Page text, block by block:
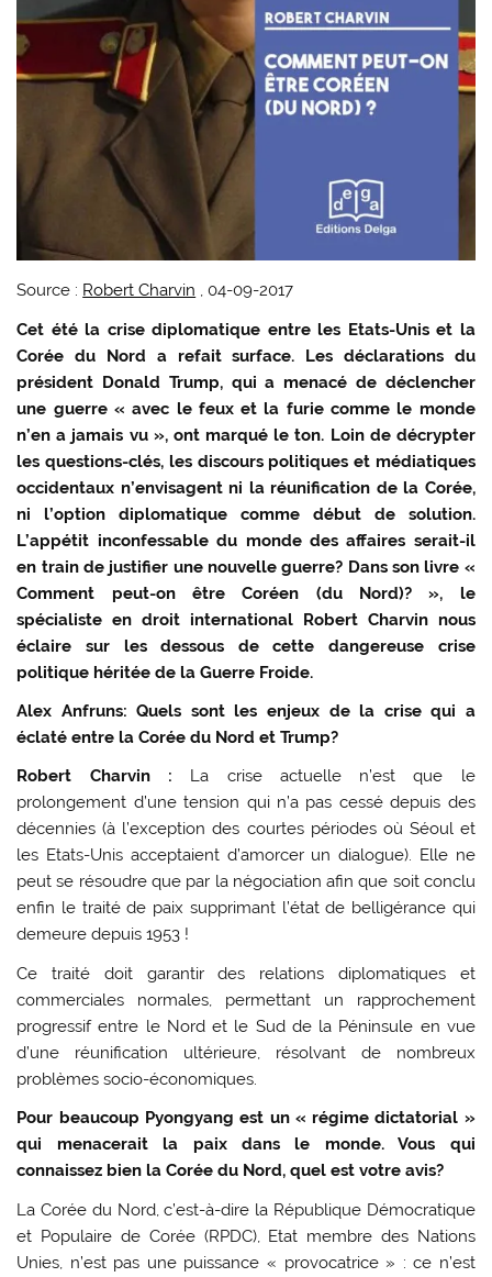
Source : Robert Charvin , 04-09-2017
Cet été la crise diplomatique entre les Etats-Unis et la
Corée du Nord a refait surface. Les déclarations du
président Donald Trump, qui a menacé de déclencher
une guerre « avec le feux et la furie comme le monde
n’en a jamais vu », ont marqué le ton. Loin de décrypter
les questions-clés, les discours politiques et médiatiques
occidentaux n’envisagent ni la réunification de la Corée,
ni l’option diplomatique comme début de solution.
L’appétit inconfessable du monde des affaires serait-il
en train de justifier une nouvelle guerre? Dans son livre «
Comment peut-on être Coréen (du Nord)? », le
spécialiste en droit international Robert Charvin nous
éclaire sur les dessous de cette dangereuse crise
politique héritée de la Guerre Froide.
Alex Anfruns: Quels sont les enjeux de la crise qui a
éclaté entre la Corée du Nord et Trump?
Robert Charvin : La crise actuelle n’est que le
prolongement d’une tension qui n’a pas cessé depuis des
décennies (à l’exception des courtes périodes où Séoul et
les Etats-Unis acceptaient d’amorcer un dialogue). Elle ne
peut se résoudre que par la négociation afin que soit conclu
enfin le traité de paix supprimant l’état de belligérance qui
demeure depuis 1953 !
Ce traité doit garantir des relations diplomatiques et
commerciales normales, permettant un rapprochement
progressif entre le Nord et le Sud de la Péninsule en vue
d’une réunification ultérieure, résolvant de nombreux
problèmes socio-économiques.
Pour beaucoup Pyongyang est un « régime dictatorial »
qui menacerait la paix dans le monde. Vous qui
connaissez bien la Corée du Nord, quel est votre avis?
La Corée du Nord, c’est-à-dire la République Démocratique
et Populaire de Corée (RPDC), Etat membre des Nations
Unies, n’est pas une puissance « provocatrice » : ce n’est